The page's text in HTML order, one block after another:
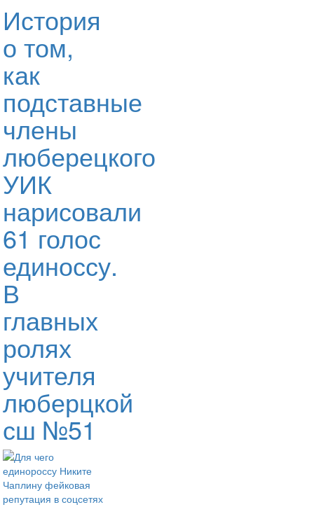
История
о том,
как
подставные
члены
люберецкого
УИК
нарисовали
61 голос
единоссу.
В
главных
ролях
учителя
люберцкой
сш №51